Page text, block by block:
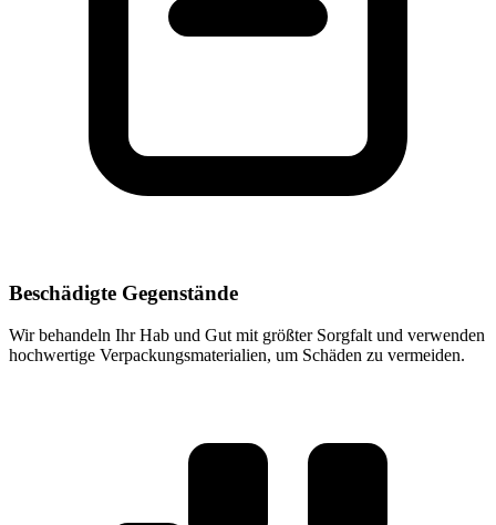
Beschädigte Gegenstände
Wir behandeln Ihr Hab und Gut mit größter Sorgfalt und verwenden
hochwertige Verpackungsmaterialien, um Schäden zu vermeiden.